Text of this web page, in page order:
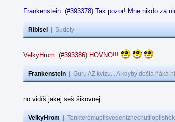
Frankenstein: (#393378) Tak pozor! Mne nikdo za
Ribisel Sudety
VelkyHrom: (#393386) HOVNO!!!
Frankenstein Guru AZ kvízu... A kdyby došla ňáká
no vidíš jakej seš šikovnej
VelkyHrom